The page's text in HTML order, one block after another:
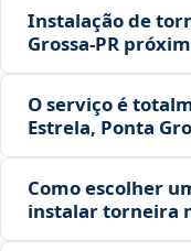
Instalação de
Grossa‑PR
O serviço é
Estrela, Ponta
Como escolher
instalar torneira